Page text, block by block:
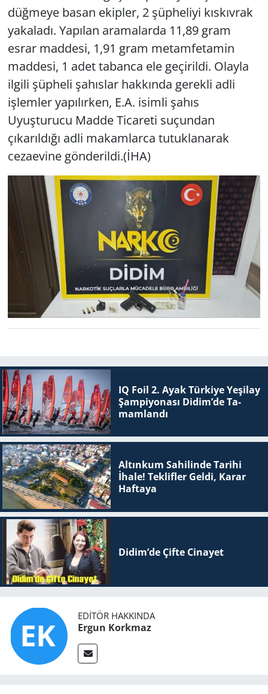
düğmeye basan ekipler, 2 şüpheliyi kıskıvrak
yakaladı. Yapılan aramalarda 11,89 gram
esrar maddesi, 1,91 gram metamfetamin
maddesi, 1 adet tabanca ele geçirildi. Olayla
ilgili şüpheli şahıslar hakkında gerekli adli
işlemler yapılırken, E.A. isimli şahıs
Uyuşturucu Madde Ticareti suçundan
çıkarıldığı adli makamlarca tutuklanarak
cezaevine gönderildi.(İHA)
IQ Foil 2. Ayak Tür­ki­ye Ye­şi­lay
Şam­pi­yo­na­sı Didim’de Ta­
mam­lan­dı
Altınkum Sahilinde Tarihi
İhale! Teklifler Geldi, Karar
Haftaya
Didim’de Çifte Ci­na­yet
EDITÖR HAKKINDA
Ergun Korkmaz